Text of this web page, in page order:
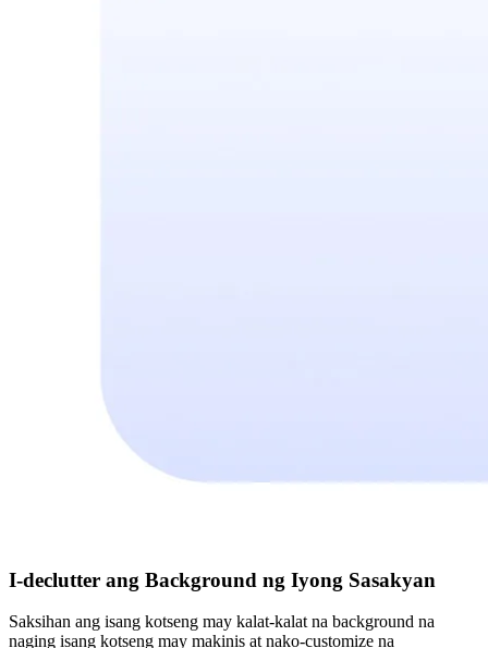
I-declutter ang Background ng Iyong Sasakyan
Saksihan ang isang kotseng may kalat-kalat na background na
naging isang kotseng may makinis at nako-customize na